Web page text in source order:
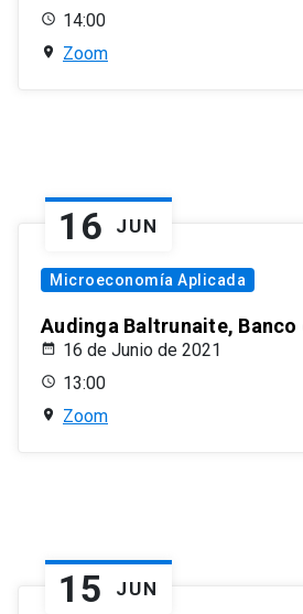
14:00
Zoom
16 JUN
Microeconomía Aplicada
Audinga Baltrunaite, Banco
16 de Junio de 2021
13:00
Zoom
15 JUN